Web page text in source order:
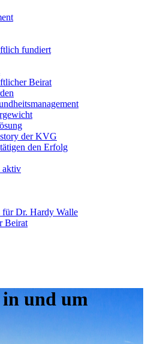
fundiert
Beirat
der KVG
den Erfolg
aktiv
für Dr. Hardy Walle
Beirat
und um